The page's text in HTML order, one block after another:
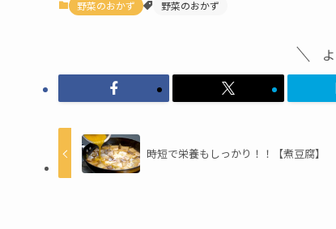
野菜のおかず 野菜のおかず
時短で栄養もしっかり！！【煮豆腐】